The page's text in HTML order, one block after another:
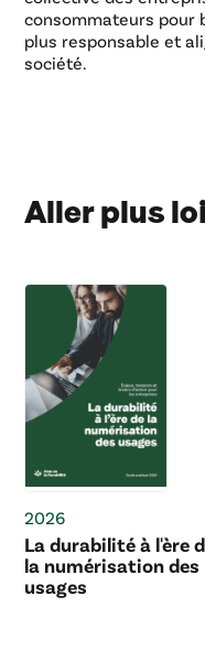
consommateurs pour
plus responsable et
société.
Aller plus
2026
La durabilité à l'ère
la numérisation des
usages